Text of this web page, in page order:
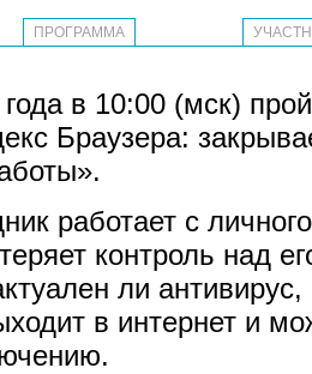
ПРОГРАММА
в 10:00 (мск)
Браузера:
работает с
контроль над
ли
в интернет и